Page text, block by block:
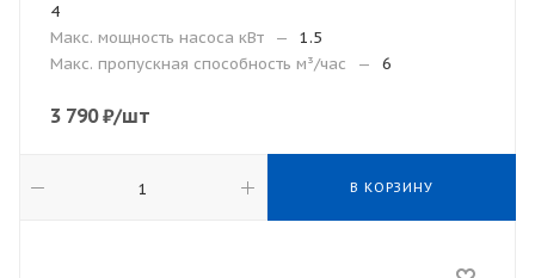
4
Макс. мощность насоса кВт
—
1.5
Макс. пропускная способность м³/час
— 6
3 790₽/шт
В КОРЗИНУ